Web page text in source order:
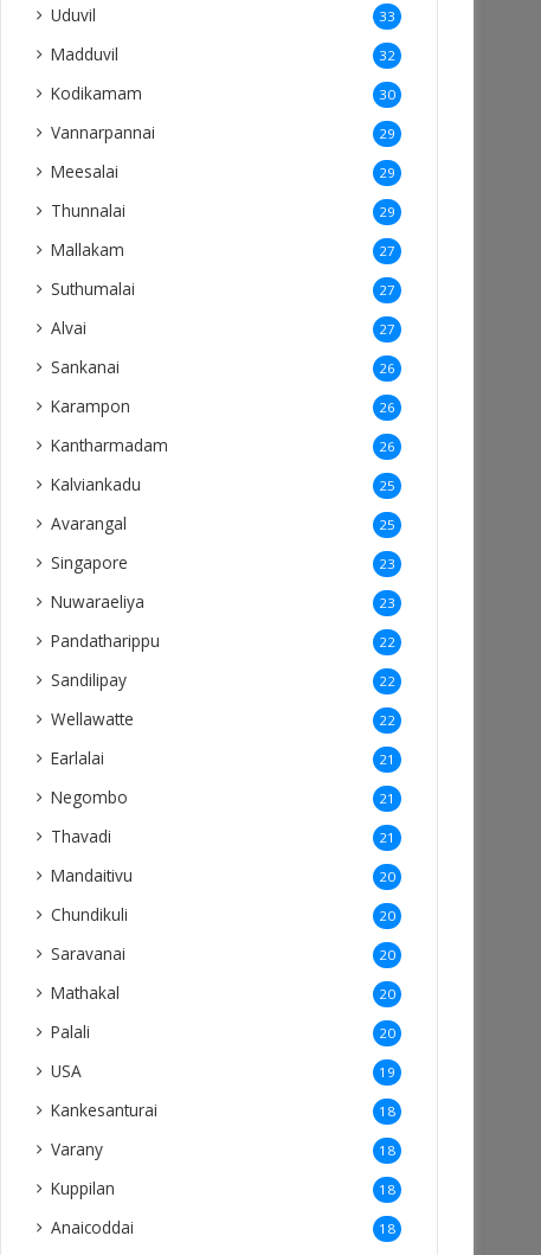
Uduvil 33
Madduvil 32
Kodikamam 30
Vannarpannai 29
Meesalai 29
Thunnalai 29
Mallakam 27
Suthumalai 27
Alvai 27
Sankanai 26
Karampon 26
Kantharmadam 26
Kalviankadu 25
Avarangal 25
Singapore 23
Nuwaraeliya 23
Pandatharippu 22
Sandilipay 22
Wellawatte 22
Earlalai 21
Negombo 21
Thavadi 21
Mandaitivu 20
Chundikuli 20
Saravanai 20
Mathakal 20
Palali 20
USA 19
Kankesanturai 18
Varany 18
Kuppilan 18
Anaicoddai 18